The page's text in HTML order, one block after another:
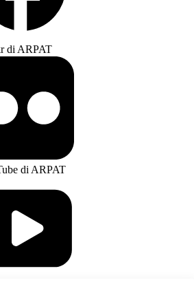
di ARPAT
di ARPAT